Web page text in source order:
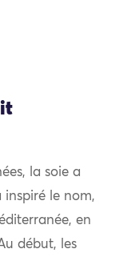
la soie a
le nom,
en
début, les